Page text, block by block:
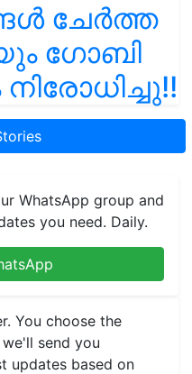
ചേർത്ത
ഗോബി
WhatsApp group and
you need. Daily.
You choose the
send you
updates based on